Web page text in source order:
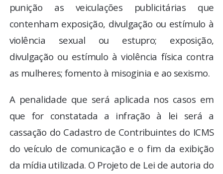
punição as veiculações publicitárias que
contenham exposição, divulgação ou estímulo à
violência sexual ou estupro; exposição,
divulgação ou estímulo à violência física contra
as mulheres; fomento à misoginia e ao sexismo.
A penalidade que será aplicada nos casos em
que for constatada a infração à lei será a
cassação do Cadastro de Contribuintes do ICMS
do veículo de comunicação e o fim da exibição
da mídia utilizada. O Projeto de Lei de autoria do